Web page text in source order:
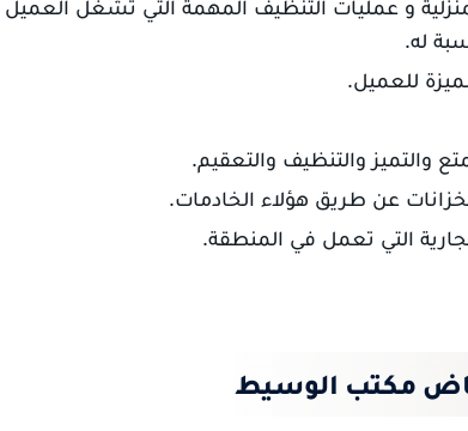
و عمليات التنظيف المهمة التي تشغل العميل
له.
للعميل.
والتميز والتنظيف والتعقيم.
عن طريق هؤلاء الخادمات.
التي تعمل في المنطقة.
مكتب الوسيط